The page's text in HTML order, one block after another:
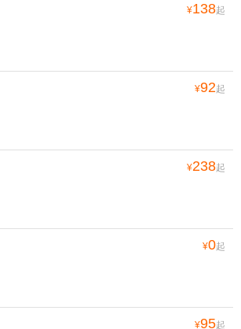
¥138起
¥92起
¥238起
¥0起
¥95起